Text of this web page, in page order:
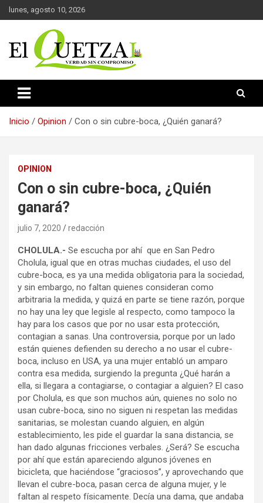
Saltar
al
lunes, agosto 10, 2026
El Quetzal de Cholula
Inicio Opinion Con o sin cubre-boca, ¿Quién ganará?
OPINION
Con o sin cubre-boca, ¿Quién
ganará?
julio 7, 2020 redacción
CHOLULA.- Se escucha por ahí que en San Pedro
Cholula, igual que en otras muchas ciudades, el uso del
cubre-boca, es ya una medida obligatoria para la sociedad,
y sin embargo, no faltan quienes consideran como
arbitraria la medida, y quizá en parte se tiene razón, porque
no hay una ley que legisle al respecto, como tampoco la
hay para los casos que por no usar esta protección,
contagian a sanas. Una controversia, porque por un lado
están quienes defienden su derecho a no usar el cubre-
boca, incluso en USA, ya una mujer entabló un amparo
contra esa medida, surgiendo la pregunta ¿Qué harán a
ella, si llegara a contagiarse, o contagiar a alguien? El caso
por Cholula, es que son muchos aún, quienes no solo no
usan cubre-boca, sino no siguen ni respetan las medidas
sanitarias, se molestan cuando alguien, en algún
establecimiento, les pide el guardar la sana distancia, se
han dado algunas fricciones verbales. ¿Será? Se escucha
por ahí que están apareciendo algunos jóvenes en
bicicleta, que haciéndose “graciosos”, y aprovechando que
llevan el cubre-boca, pasan cerca de alguna mujer, y le
faltan al respeto físicamente. Decía una dama, que andaba